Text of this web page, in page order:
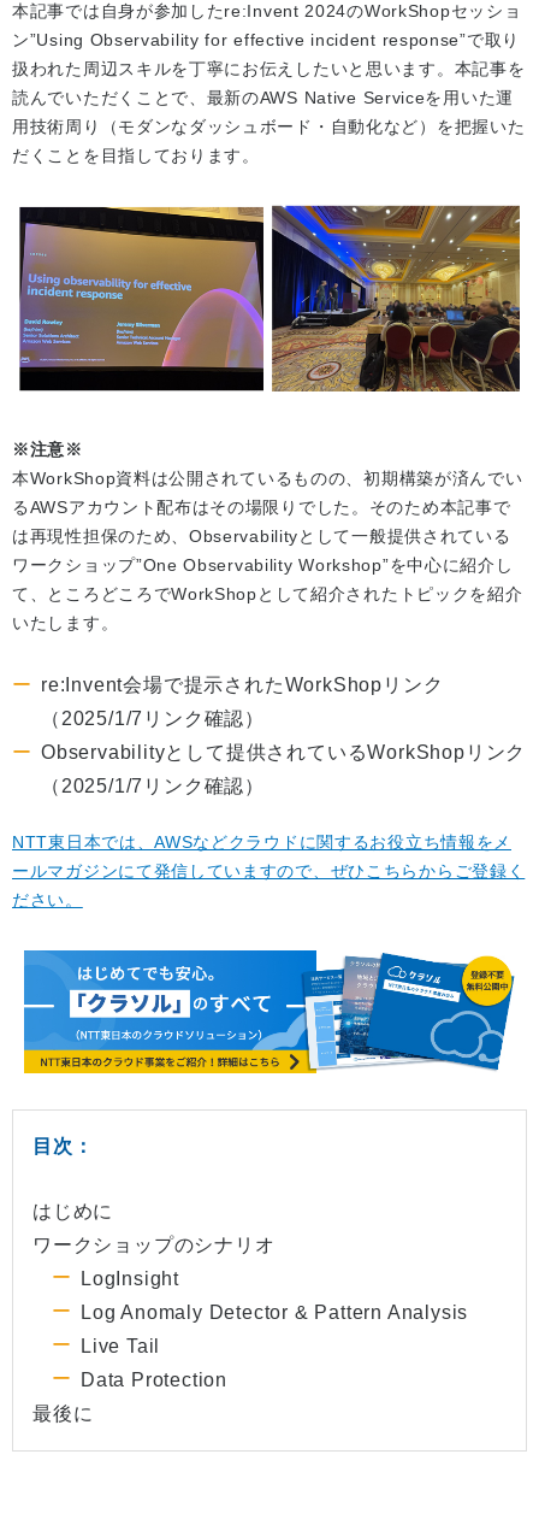
本記事では自身が参加したre:Invent 2024のWorkShopセッショ
ン”Using Observability for effective incident response”で取り
扱われた周辺スキルを丁寧にお伝えしたいと思います。本記事を
読んでいただくことで、最新のAWS Native Serviceを用いた運
用技術周り（モダンなダッシュボード・自動化など）を把握いた
だくことを目指しております。
※注意※
本WorkShop資料は公開されているものの、初期構築が済んでい
るAWSアカウント配布はその場限りでした。そのため本記事で
は再現性担保のため、Observabilityとして一般提供されている
ワークショップ”One Observability Workshop”を中心に紹介し
て、ところどころでWorkShopとして紹介されたトピックを紹介
いたします。
re:Invent会場で提示されたWorkShopリンク
（2025/1/7リンク確認）
Observabilityとして提供されているWorkShopリンク
（2025/1/7リンク確認）
NTT東日本では、AWSなどクラウドに関するお役立ち情報をメ
ールマガジンにて発信していますので、ぜひこちらからご登録く
ださい。
目次：
はじめに
ワークショップのシナリオ
LogInsight
Log Anomaly Detector & Pattern Analysis
Live Tail
Data Protection
最後に